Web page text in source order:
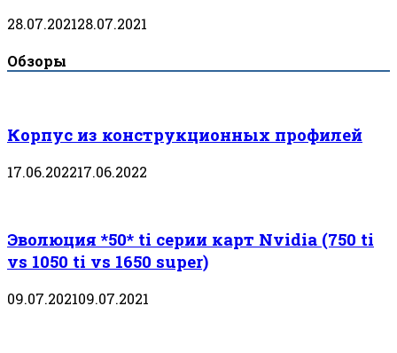
28.07.202128.07.2021
Обзоры
Корпус из конструкционных профилей
17.06.202217.06.2022
Эволюция *50* ti серии карт Nvidia (750 ti
vs 1050 ti vs 1650 super)
09.07.202109.07.2021